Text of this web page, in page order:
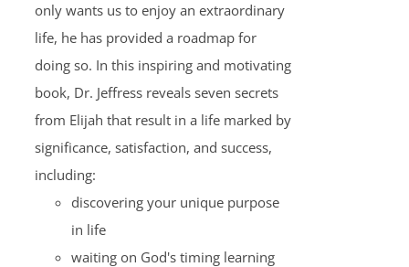
only wants us to enjoy an extraordinary
life, he has provided a roadmap for
doing so. In this inspiring and motivating
book, Dr. Jeffress reveals seven secrets
from Elijah that result in a life marked by
significance, satisfaction, and success,
including:
discovering your unique purpose
in life
waiting on God's timing learning